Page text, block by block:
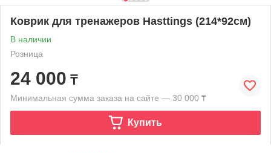
Коврик для тренажеров Hasttings (214*92см)
В наличии
Розница
24 000 ₸
Минимальная сумма заказа на сайте — 30 000 ₸
Купить